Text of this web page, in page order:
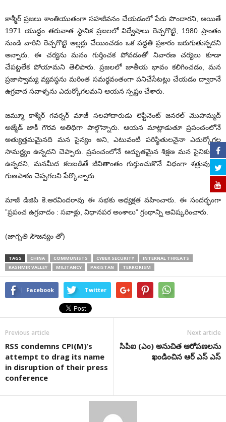
కాశ్మీర్‌ ప్రజలు శాంతియుతంగా సహజీవనం చేయడంలో పేరు పొందారని, అయితే
1971 యుద్ధం తరువాత స్థానిక ప్రజలలో విద్వేషాలు రెచ్చగొట్టి, 1980 ప్రాంతం
నుండి వారిని రెచ్చగొట్టి అల్లర్లు చేయించడం ఒక పద్ధతి ప్రకారం జరుగుతున్నదని
అన్నారు. ఈ చర్యను మనం గుర్తించక పోవడంతో నివారణ చర్యలు కూడా
చేపట్టలేక పోయామని తెలిపారు. ప్రజలలో జాతీయ భావం కలిగించడం, మన
ప్రజాస్వామ్య వ్యవస్థను మరింత సమర్థవంతంగా పనిచేసేటట్లు చేయడం ద్వారానే
ఉగ్రవాద సవాళ్ళను ఎదుర్కోగలమని ఆయన స్పష్టం చేశారు.
జమ్మూ కాశ్మీర్‌ గవర్నర్‌ మాజీ సలహాదారుడు లెఫ్టినెంట్‌ జనరల్‌ మొహమ్మద్‌
అజ్మేడ్‌ జాకీ గౌరవ అతిథిగా పాల్గొన్నారు. ఆయన మాట్లాడుతూ ప్రపంచంలోనే
అత్యుత్తమమైనది మన సైన్యం అని, ఎటువంటి పరిస్థితులనైనా ఎదుర్కోగల
సామర్థ్యం ఉన్నదని చెప్పారు. ప్రపంచంలోనే అద్భుతమైన శిక్షణ మన సైనికులకు
ఉన్నదని, మనమీద కలబడితే జీవితాంతం గుర్తుంచుకొనే విధంగా శత్రువులకు
గుణపాఠం చెప్పగలని పేర్కొన్నారు.
మాజీ డిజిపి కె.అరవిందరావు ఈ సభకు అధ్యక్షత వహించారు. ఈ సందర్భంగా
”ప్రపంచ ఉగ్రవాదం : సవాళ్లు, విధానపర అంశాలు” గ్రంథాన్ని ఆవిష్కరించారు.
(జాగృతి సౌజన్యం తో)
TAGS CHINA COMMUNISTS CYBER SECURITY
INTERNAL THREATS
KASHMIR VALLEY
MILITANCY PAKISTAN TERRORISM
Facebook Twitter
Previous article
RSS condemns CPI(M)’s
attempt to drag its name
in disruption of their press
conference
Next article
సిపిఐ (ఎం) అనుచిత ఆరోపణలను
ఖండించిన ఆర్ ఎస్ ఎస్